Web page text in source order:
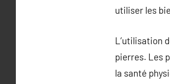
utiliser les
L’utilisation
pierres. Les
la santé